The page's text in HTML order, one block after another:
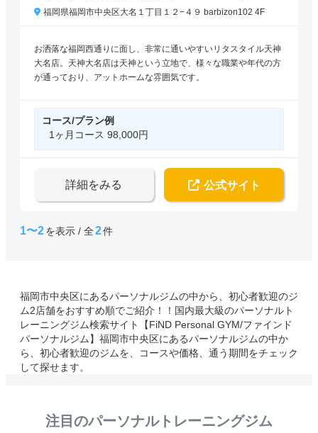
福岡県福岡市中央区大名１丁目１２−４９ barbizon102 4F
お洒落な福岡西通りに面し、非常に通いやすいリタスタイル天神
大名店。天神大名店は天神という立地で、様々な職業や年代の方
が通っており、アットホームな雰囲気です。
コース/プラン例
1ヶ月コース 98,000円
詳細をみる 公式サイト
1〜2を表示 / 全2件
福岡市中央区にあるパーソナルジムの中から、初心者歓迎のジ
ム2店舗をおすすめ順でご紹介！！国内最大級のパーソナルト
レーニングジム検索サイト【FiND Personal GYM/ファインド
パーソナルジム】福岡市中央区にあるパーソナルジムの中か
ら、初心者歓迎のジムを、コースや価格、通う期間をチェック
して探せます。
注目のパーソナルトレーニングジム